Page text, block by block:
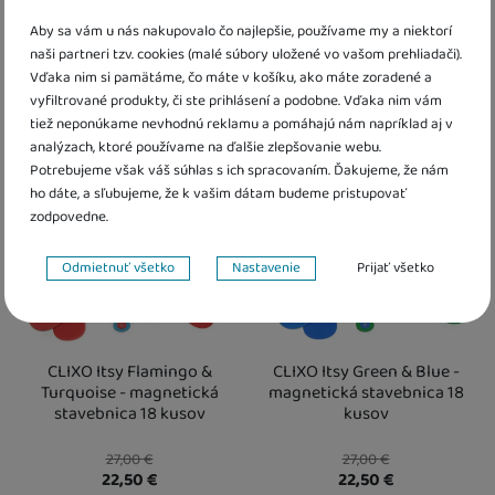
Aby sa vám u nás nakupovalo čo najlepšie, používame my a niektorí
naši partneri tzv. cookies (malé súbory uložené vo vašom prehliadači).
Vďaka nim si pamätáme, čo máte v košíku, ako máte zoradené a
vyfiltrované produkty, či ste prihlásení a podobne. Vďaka nim vám
tiež neponúkame nevhodnú reklamu a pomáhajú nám napríklad aj v
analýzach, ktoré používame na ďalšie zlepšovanie webu.
Potrebujeme však váš súhlas s ich spracovaním. Ďakujeme, že nám
ho dáte, a sľubujeme, že k vašim dátam budeme pristupovať
zodpovedne.
Nastavenie súhlasov s kategóriami cookies
VŽDY AKTÍVNE
Technické cookies umožňujú váš priechod nákupným košíkom,
porovnávanie produktov a ďalšie nevyhnutné funkcie.
Preferenčné a rozšírené funkcie
Preferenčné a rozšírené funkcie
aby ste nemuseli všetko
nastavovať znova a aby ste sa s nami mohli spojiť napr. pomocou
Povolené
Odmietnuť všetko Nastavenie Prijať všetko
K dispozícii
Kdy zboží dostanete?
Osobný odber vo výdajnom mieste14. 8.
U Vás doma17. 8.
34,50€
K dispozícii
Kdy zboží dostanete?
Osobný odber vo výdajnom mieste
U Vás doma17. 8.
Obľúbené
CLIXO Itsy Flamingo &
Turquoise - magnetická
stavebnica 18 kusov
27,00€
22,50€
Obľúbené
CLIXO Itsy Green & Blue -
magnetická stavebnica 18
kusov
27,00€
22,50€